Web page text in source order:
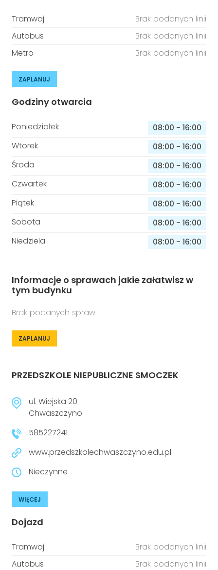
Tramwaj
Brak podanych linii
Autobus
Brak podanych linii
Metro
Brak podanych linii
ZAPLANUJ
Godziny otwarcia
Poniedziałek 08:00 - 16:00
Wtorek
08:00 - 16:00
Środa
08:00 - 16:00
Czwartek
08:00 - 16:00
Piątek
08:00 - 16:00
Sobota
08:00 - 16:00
Niedziela
08:00 - 16:00
Informacje o sprawach jakie załatwisz w
tym budynku
Brak podanych spraw
ZAPLANUJ
PRZEDSZKOLE NIEPUBLICZNE SMOCZEK
ul. Wiejska 20
Chwaszczyno
585227241
www.przedszkolechwaszczyno.edu.pl
Nieczynne
WIĘCEJ
Dojazd
Tramwaj
Brak podanych linii
Autobus
Brak podanych linii